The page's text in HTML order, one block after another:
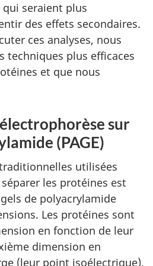
seraient plus
des effets secondaires.
ces analyses, nous
techniques plus efficaces
et que nous
sur
(PAGE)
utilisées
les protéines est
de polyacrylamide
Les protéines sont
en fonction de leur
dimension en
(leur point isoélectrique).